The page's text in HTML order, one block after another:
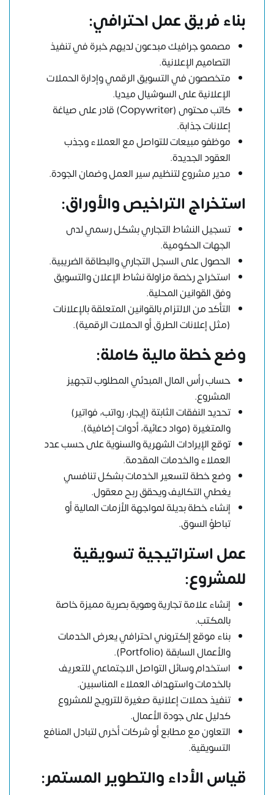
بناء فريق عمل احترافي:
مصممو جرافيك مبدعون لديهم خبرة في تنفيذ
التصاميم الإعلانية.
متخصصون في التسويق الرقمي وإدارة الحملات
الإعلانية على السوشيال ميديا.
كاتب محتوى (Copywriter) قادر على صياغة
إعلانات جذابة.
موظفو مبيعات للتواصل مع العملاء وجذب
العقود الجديدة.
مدير مشروع لتنظيم سير العمل وضمان الجودة.
استخراج التراخيص والأوراق:
تسجيل النشاط التجاري بشكل رسمي لدى
الجهات الحكومية.
الحصول على السجل التجاري والبطاقة الضريبية.
استخراج رخصة مزاولة نشاط الإعلان والتسويق
وفق القوانين المحلية.
التأكد من الالتزام بالقوانين المتعلقة بالإعلانات
(مثل إعلانات الطرق أو الحملات الرقمية).
وضع خطة مالية كاملة:
حساب رأس المال المبدئي المطلوب لتجهيز
المشروع.
تحديد النفقات الثابتة (إيجار، رواتب، فواتير)
والمتغيرة (مواد دعائية، أدوات إضافية).
توقع الإيرادات الشهرية والسنوية على حسب عدد
العملاء والخدمات المقدمة.
وضع خطة لتسعير الخدمات بشكل تنافسي
يغطي التكاليف ويحقق ربح معقول.
إنشاء خطة بديلة لمواجهة الأزمات المالية أو
تباطؤ السوق.
عمل استراتيجية تسويقية
للمشروع:
إنشاء علامة تجارية وهوية بصرية مميزة خاصة
بالمكتب.
بناء موقع إلكتروني احترافي يعرض الخدمات
والأعمال السابقة (Portfolio).
استخدام وسائل التواصل الاجتماعي للتعريف
بالخدمات واستهداف العملاء المناسبين.
تنفيذ حملات إعلانية صغيرة للترويج للمشروع
كدليل على جودة الأعمال.
التعاون مع مطابع أو شركات أخرى لتبادل المنافع
التسويقية.
قياس الأداء والتطوير المستمر: